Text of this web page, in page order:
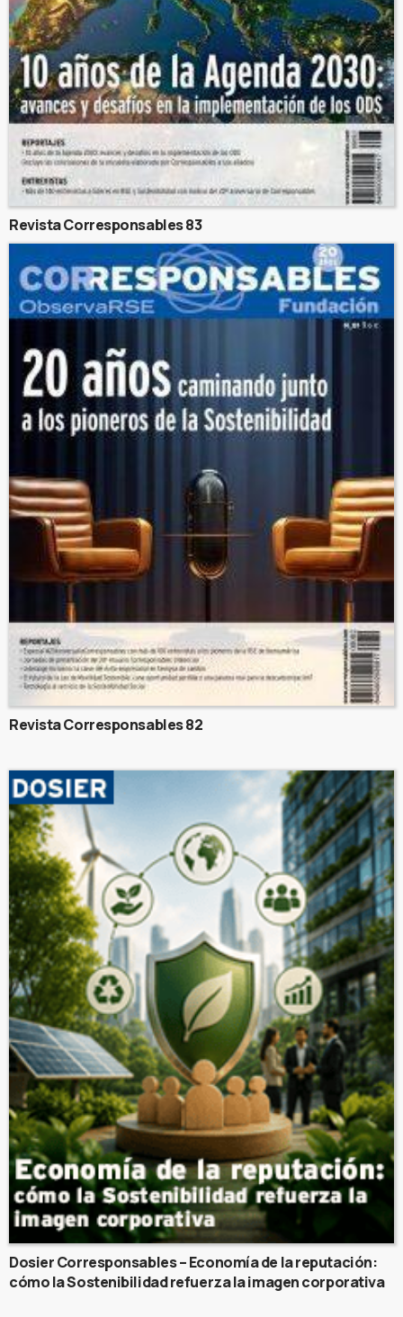
Revista Corresponsables 83
Revista Corresponsables 82
Dosier Corresponsables – Economía de la reputación:
cómo la Sostenibilidad refuerza la imagen corporativa